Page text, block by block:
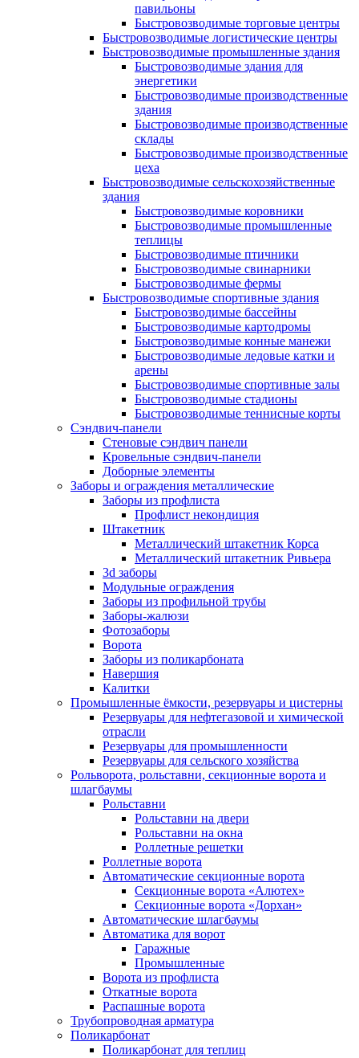
павильоны
Быстровозводимые торговые центры
Быстровозводимые логистические центры
Быстровозводимые промышленные здания
Быстровозводимые здания для
энергетики
Быстровозводимые производственные
здания
Быстровозводимые производственные
склады
Быстровозводимые производственные
цеха
Быстровозводимые сельскохозяйственные
здания
Быстровозводимые коровники
Быстровозводимые промышленные
теплицы
Быстровозводимые птичники
Быстровозводимые свинарники
Быстровозводимые фермы
Быстровозводимые спортивные здания
Быстровозводимые бассейны
Быстровозводимые картодромы
Быстровозводимые конные манежи
Быстровозводимые ледовые катки и
арены
Быстровозводимые спортивные залы
Быстровозводимые стадионы
Быстровозводимые теннисные корты
Сэндвич-панели
Стеновые сэндвич панели
Кровельные сэндвич-панели
Доборные элементы
Заборы и ограждения металлические
Заборы из профлиста
Профлист некондиция
Штакетник
Металлический штакетник Корса
Металлический штакетник Ривьера
3d заборы
Модульные ограждения
Заборы из профильной трубы
Заборы-жалюзи
Фотозаборы
Ворота
Заборы из поликарбоната
Навершия
Калитки
Промышленные ёмкости, резервуары и цистерны
Резервуары для нефтегазовой и химической
отрасли
Резервуары для промышленности
Резервуары для сельского хозяйства
Рольворота, рольставни, секционные ворота и
шлагбаумы
Рольставни
Рольставни на двери
Рольставни на окна
Роллетные решетки
Роллетные ворота
Автоматические секционные ворота
Секционные ворота «Алютех»
Секционные ворота «Дорхан»
Автоматические шлагбаумы
Автоматика для ворот
Гаражные
Промышленные
Ворота из профлиста
Откатные ворота
Распашные ворота
Трубопроводная арматура
Поликарбонат
Поликарбонат для теплиц